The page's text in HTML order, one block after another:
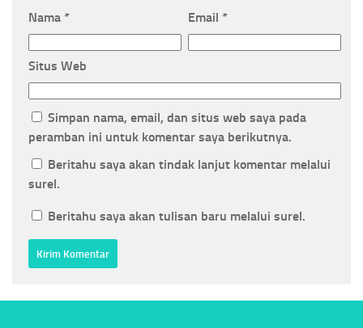
Nama * Email *
Situs Web
Simpan nama, email, dan situs web saya pada
peramban ini untuk komentar saya berikutnya.
Beritahu saya akan tindak lanjut komentar melalui
surel.
Beritahu saya akan tulisan baru melalui surel.